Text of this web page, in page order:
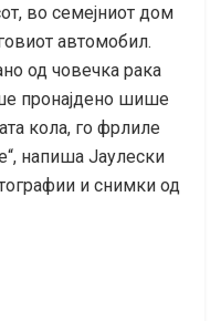
во семејниот дом
автомобил.
од човечка рака
пронајдено шише
кола, го фрлиле
напиша Јаулески
и снимки од